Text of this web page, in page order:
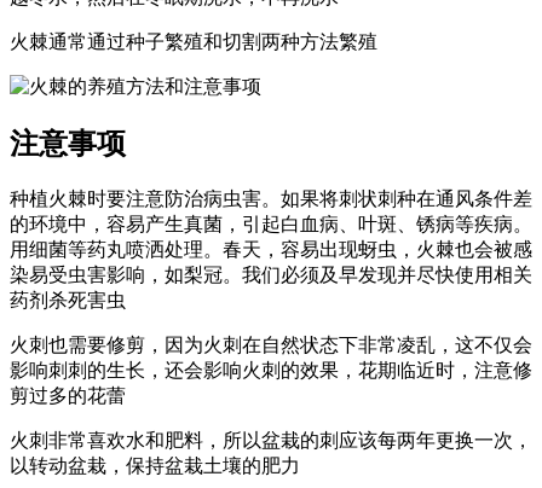
火棘通常通过种子繁殖和切割两种方法繁殖
注意事项
种植火棘时要注意防治病虫害。如果将刺状刺种在通风条件差
的环境中，容易产生真菌，引起白血病、叶斑、锈病等疾病。
用细菌等药丸喷洒处理。春天，容易出现蚜虫，火棘也会被感
染易受虫害影响，如梨冠。我们必须及早发现并尽快使用相关
药剂杀死害虫
火刺也需要修剪，因为火刺在自然状态下非常凌乱，这不仅会
影响刺刺的生长，还会影响火刺的效果，花期临近时，注意修
剪过多的花蕾
火刺非常喜欢水和肥料，所以盆栽的刺应该每两年更换一次，
以转动盆栽，保持盆栽土壤的肥力